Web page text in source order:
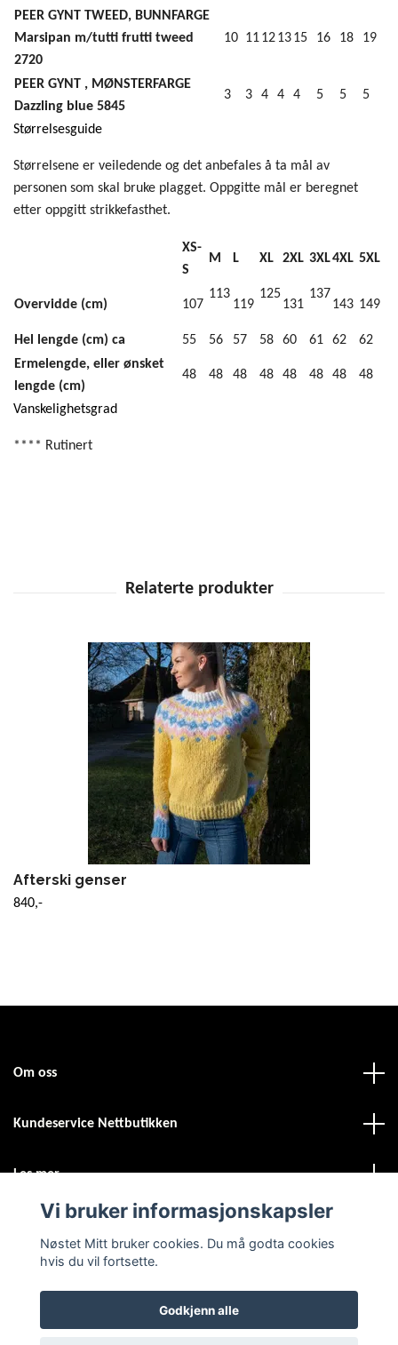
PEER GYNT TWEED, BUNNFARGE
Marsipan m/tutti frutti tweed
2720
10 11121315 16 18 19
PEER GYNT , MØNSTERFARGE
Dazzling blue 5845
3 3 4 4 4 5 5 5
Størrelsesguide
Størrelsene er veiledende og det anbefales å ta mål av
personen som skal bruke plagget. Oppgitte mål er beregnet
etter oppgitt strikkefasthet.
XS-
S
M L XL 2XL 3XL4XL 5XL
Overvidde (cm) 107
113
119
125
131
137
143 149
Hel lengde (cm) ca 55 56 57 58 60 61 62
62
Ermelengde, eller ønsket
lengde (cm)
48 48 48 48 48 48 48 48
Vanskelighetsgrad
**** Rutinert
Afterski genser
840,-
Om oss
Kundeservice Nettbutikken
Les mer
Vi bruker informasjonskapsler
Nøstet Mitt bruker cookies. Du må godta cookies
hvis du vil fortsette.
Godkjenn alle